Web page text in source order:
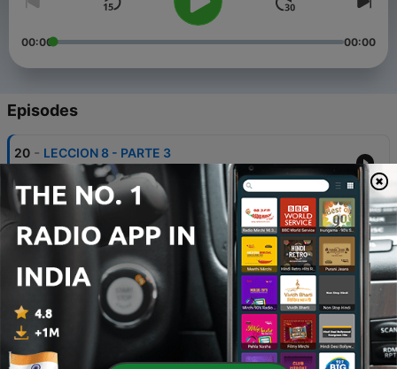
00:00 00:00
Episodes
20 - LECCION 8 - PARTE 3
13 Dec 2023
19 - LECCION 8 - PARTE 2
05 Dec 2023
18 - LECCION 8 - COMO EMPEZAR
28 Nov 2023
17 - LECCION 7 - PARTE 3
06 Sep 2023